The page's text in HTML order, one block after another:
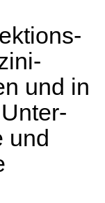
und in
Unter­
und